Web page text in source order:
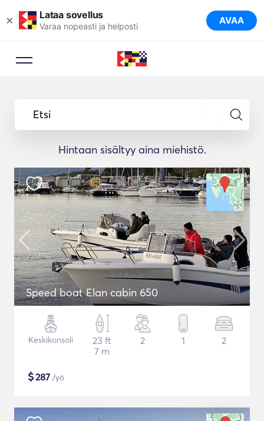
× Lataa sovellus
Varaa nopeasti ja helposti AVAA
Etsi
Hintaan sisältyy aina miehistö.
Speed boat Elan cabin 650
Keskikonsoli
23 ft
7 m
2 1 2
$287 /yö